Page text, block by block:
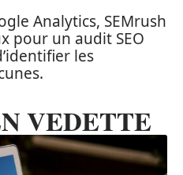
Analytics, SEMrush
pour un audit SEO
les
VEDETTE